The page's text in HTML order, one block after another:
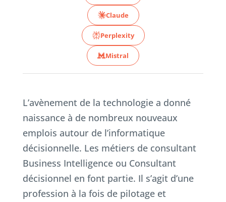
Claude
Perplexity
Mistral
L’avènement de la technologie a donné
naissance à de nombreux nouveaux
emplois autour de l’informatique
décisionnelle. Les métiers de consultant
Business Intelligence ou Consultant
décisionnel en font partie. Il s’agit d’une
profession à la fois de pilotage et